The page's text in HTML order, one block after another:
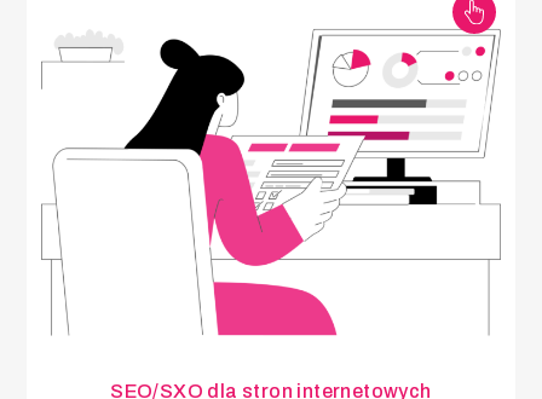
SEO/SXO dla stron internetowych